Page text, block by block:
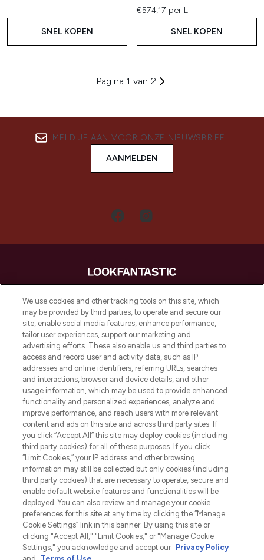
SNEL KOPEN
€574,17 per L
SNEL KOPEN
Pagina 1 van 2
MELD JE AAN VOOR ONZE NIEUWSBRIEF
AANMELDEN
LOOKFANTASTIC is de ultieme online
beautybestemming van Europa, met de
beste huidverzorging, haarproducten en
make-up van meer dan 200 topmerken.
Shop online of via de app, met gratis
verzending vanaf €40.
Cookie-toestemming
Do Not Sell or Share My Personal
Information
HELP & INFORMATIE
BEDRIJFSINFORMATIE
OVER LOOKFANTASTIC
We use cookies and other tracking tools on this site, which
may be provided by third parties, to operate and secure our
site, enable social media features, enhance performance,
tailor user experiences, support our marketing and
advertising efforts. These also enable us and third parties to
access and record user and activity data, such as IP
addresses and online identifiers, referring URLs, searches
and interactions, browser and device details, and other
usage information, which may be used to provide enhanced
functionality and personalized experiences, analyze and
improve performance, and reach users with more relevant
content and ads on this site and across third party sites. If
you click “Accept All” this site may deploy cookies (including
third party cookies) for all of these purposes. If you click
“Limit Cookies,” your IP address and other browsing
information may still be collected but only cookies (including
third party cookies) that are necessary to operate, secure and
enable default website features and functionalities will be
deployed. You can also review and manage your cookie
preferences for this site at any time by clicking the “Manage
Cookie Settings” link in this banner. By using this site or
clicking "Accept All," "Limit Cookies," or "Manage Cookie
Settings," you acknowledge and accept our Privacy Policy